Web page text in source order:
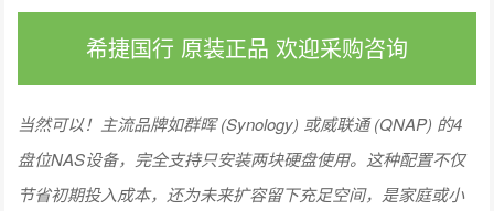
希捷国行 原装正品 欢迎采购咨询
当然可以！主流品牌如群晖 (Synology) 或威联通 (QNAP) 的4
盘位NAS设备，完全支持只安装两块硬盘使用。这种配置不仅
节省初期投入成本，还为未来扩容留下充足空间，是家庭或小